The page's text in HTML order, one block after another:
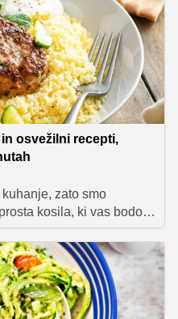
enostavne praznične
priprava vas bo
osvežilni recepti,
zato smo
kosila, ki vas bodo
in motanja po kuhinji!